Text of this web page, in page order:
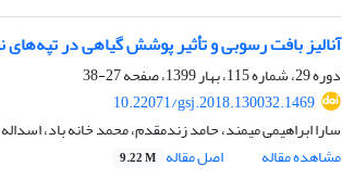
آنالیز بافت رسوبی و تأثیر پوشش گیاهی در
دوره 29، شماره 115، بهار 1399، صفحه
27-38
10.22071/gsj.2018.130032.1469
سارا ابراهیمی میمند، حامد زندمقدم، محمد خانه باد،
مشاهده مقاله
اصل مقاله 9.22 M